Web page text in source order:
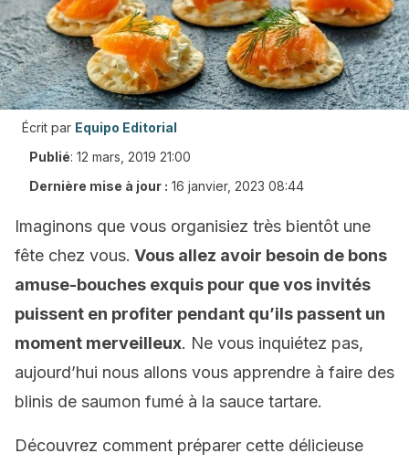
Écrit par Equipo Editorial
Publié: 12 mars, 2019 21:00
Dernière mise à jour : 16 janvier, 2023 08:44
Imaginons que vous organisiez très bientôt une
fête chez vous. Vous allez avoir besoin de bons
amuse-bouches exquis pour que vos invités
puissent en profiter pendant qu’ils passent un
moment merveilleux. Ne vous inquiétez pas,
aujourd’hui nous allons vous apprendre à faire des
blinis de saumon fumé à la sauce tartare.
Découvrez comment préparer cette délicieuse